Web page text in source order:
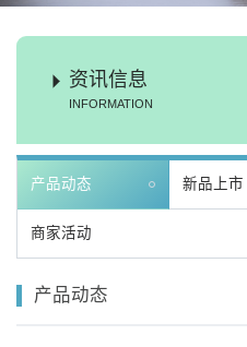
资讯信息
INFORMATION
产品动态 新品上市
商家活动
产品动态